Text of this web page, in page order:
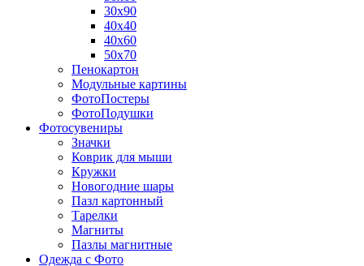
30х90
40х40
40х60
50х70
Пенокартон
Модульные картины
ФотоПостеры
ФотоПодушки
Фотоcувениры
Значки
Коврик для мыши
Кружки
Новогодние шары
Пазл картонный
Тарелки
Магниты
Пазлы магнитные
Одежда с Фото